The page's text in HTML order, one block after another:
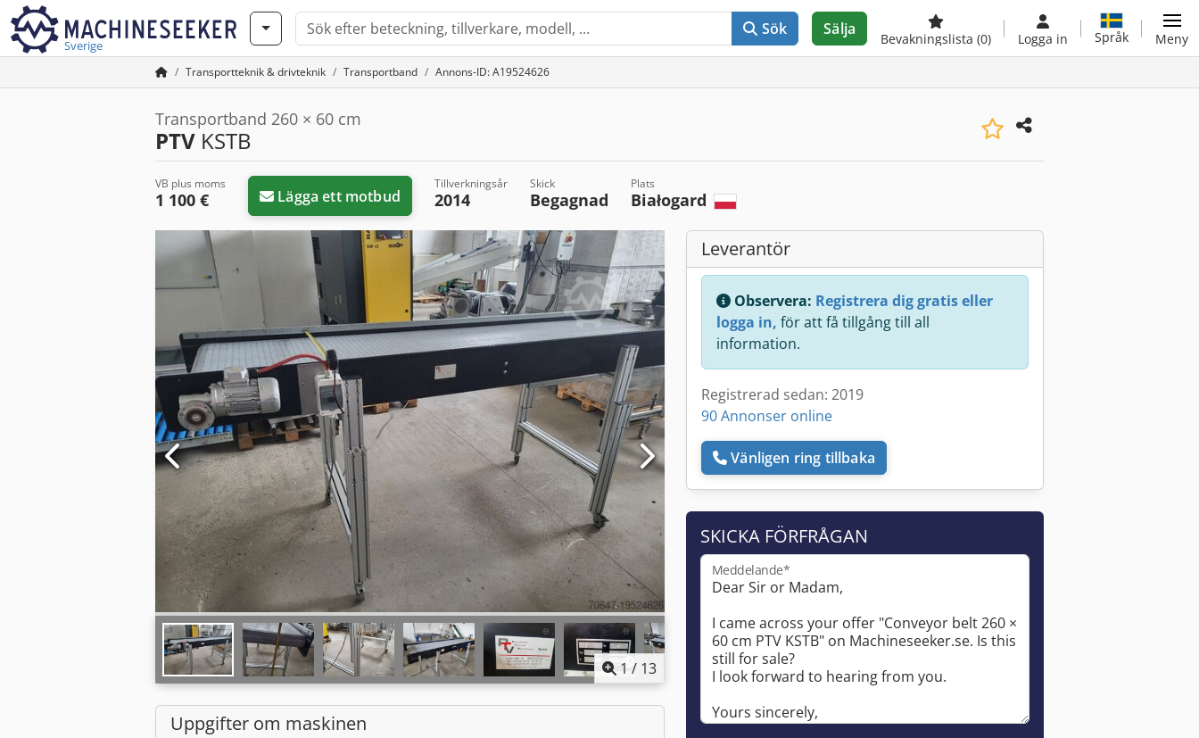
Sverige
Sök Sälja
Bevakningslista (0) Logga in Språk Meny
Transportteknik & drivteknik Transportband Annons-ID: A19524626
Transportband 260 × 60 cm
PTV KSTB
VB plus moms
1 100 € Lägga ett motbud
Tillverkningsår
2014
Skick
Begagnad
Plats
Białogard
1 / 13
Uppgifter om maskinen
Leverantör
Observera: Registrera dig gratis eller
logga in, för att få tillgång till all
information.
Registrerad sedan: 2019
90 Annonser online
Vänligen ring tillbaka
SKICKA FÖRFRÅGAN
Meddelande*